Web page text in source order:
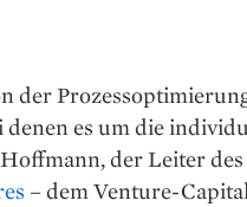
der
es um die
der Leiter des
– dem Venture-